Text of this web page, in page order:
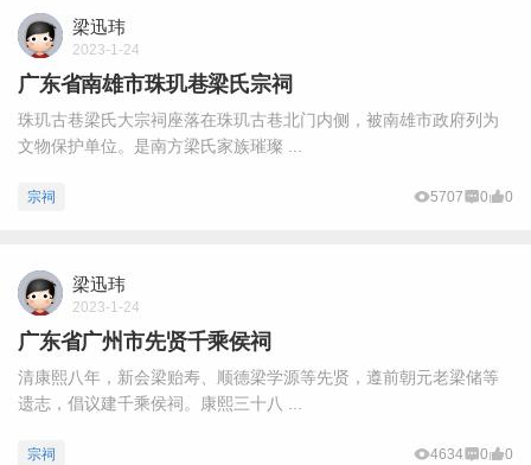
梁迅玮
2023-1-24
广东省南雄市珠玑巷梁氏宗祠
珠玑古巷梁氏大宗祠座落在珠玑古巷北门内侧，被南雄市政府列为
文物保护单位。是南方梁氏家族璀璨 ...
宗祠 5707 0 0
梁迅玮
2023-1-24
广东省广州市先贤千乘侯祠
清康熙八年，新会梁贻寿、顺德梁学源等先贤，遵前朝元老梁储等
遗志，倡议建千乘侯祠。康熙三十八 ...
宗祠 4634 0 0